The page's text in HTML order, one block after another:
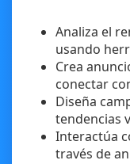
Analiza el
usando
Crea
conectar
Diseña
tendencias
Interactúa
través de